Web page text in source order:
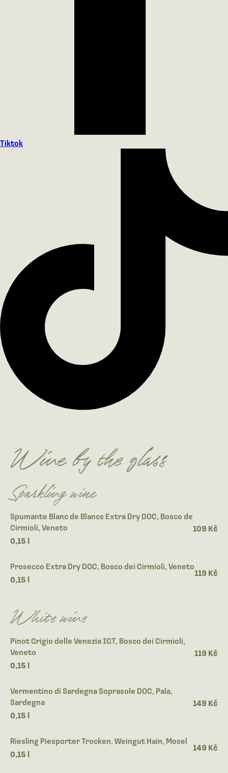
Tiktok
Wine by the glass
Sparkling wine
Spumante Blanc de Blancs Extra Dry DOC, Bosco de
Cirmioli, Veneto
0,15 l
109 Kč
Prosecco Extra Dry DOC, Bosco dei Cirmioli, Veneto
0,15 l
119 Kč
White wine
Pinot Grigio delle Venezia IGT, Bosco dei Cirmioli,
Veneto
0,15 l
119 Kč
Vermentino di Sardegna Soprasole DOC, Pala,
Sardegna
0,15 l
149 Kč
Riesling Piesporter Trocken, Weingut Hain, Mosel
0,15 l
149 Kč